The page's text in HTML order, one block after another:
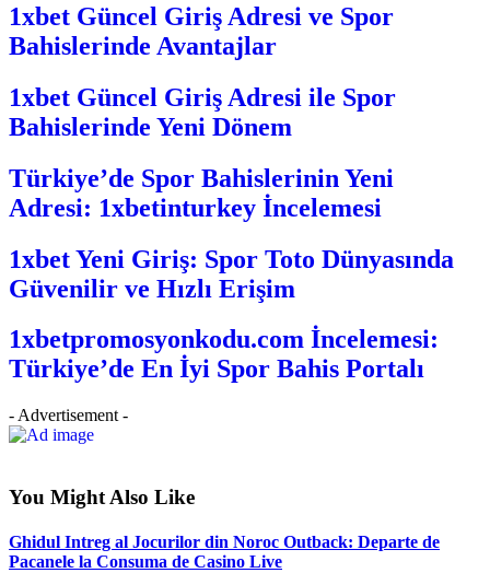
1xbet Güncel Giriş Adresi ve Spor
Bahislerinde Avantajlar
1xbet Güncel Giriş Adresi ile Spor
Bahislerinde Yeni Dönem
Türkiye’de Spor Bahislerinin Yeni
Adresi: 1xbetinturkey İncelemesi
1xbet Yeni Giriş: Spor Toto Dünyasında
Güvenilir ve Hızlı Erişim
1xbetpromosyonkodu.com İncelemesi:
Türkiye’de En İyi Spor Bahis Portalı
- Advertisement -
You Might Also Like
Ghidul Intreg al Jocurilor din Noroc Outback: Departe de
Pacanele la Consuma de Casino Live